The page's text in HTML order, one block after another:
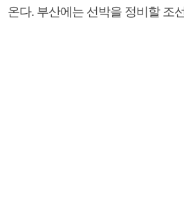
온다. 부산에는 선박을 정비할 조